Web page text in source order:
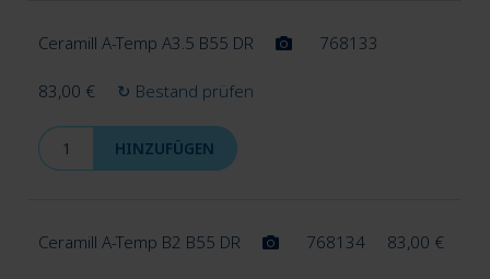
Ceramill A-Temp A3.5 B55 DR 768133
83,00 € ↻ Bestand prüfen
HINZUFÜGEN
Ceramill A-Temp B2 B55 DR 768134 83,00 €